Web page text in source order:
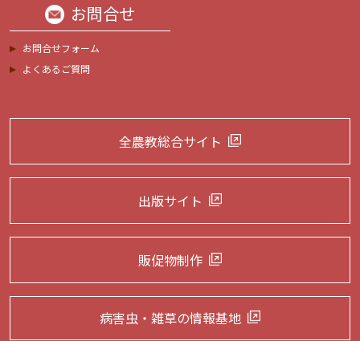
お問合せ
お問合せフォーム
よくあるご質問
全農教総合サイト
出版サイト
販促物制作
病害虫・雑草の情報基地